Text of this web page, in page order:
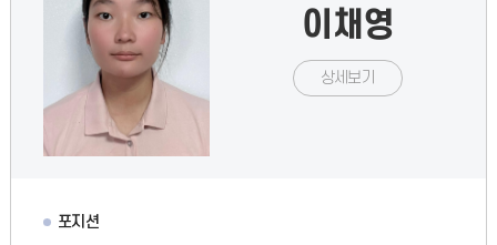
이채영
상세보기
포지션